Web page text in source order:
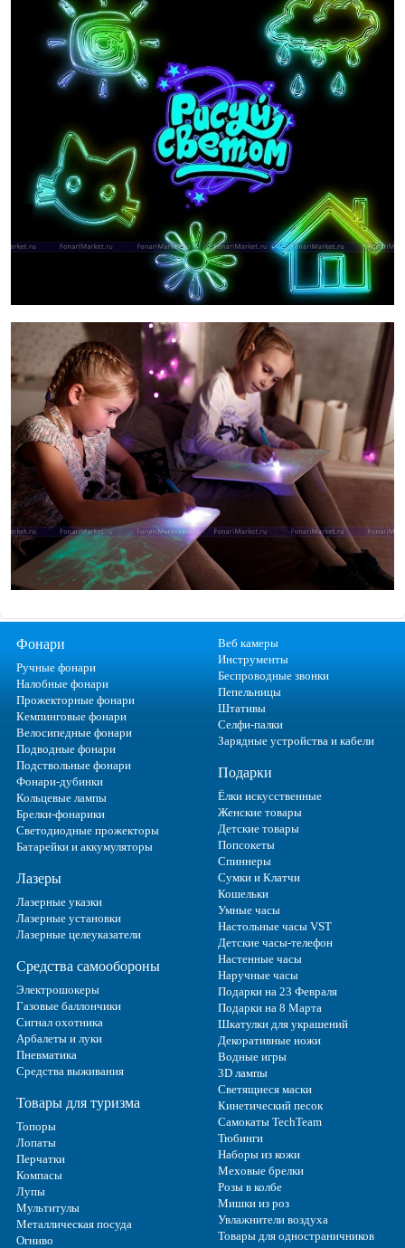
Фонари
Ручные фонари
Налобные фонари
Прожекторные фонари
Кемпинговые фонари
Велосипедные фонари
Подводные фонари
Подствольные фонари
Фонари-дубинки
Кольцевые лампы
Брелки-фонарики
Светодиодные прожекторы
Батарейки и аккумуляторы
Лазеры
Лазерные указки
Лазерные установки
Лазерные целеуказатели
Средства самообороны
Электрошокеры
Газовые баллончики
Сигнал охотника
Арбалеты и луки
Пневматика
Средства выживания
Товары для туризма
Топоры
Лопаты
Перчатки
Компасы
Лупы
Мультитулы
Металлическая посуда
Огниво
Веб камеры
Инструменты
Беспроводные звонки
Пепельницы
Штативы
Селфи-палки
Зарядные устройства и кабели
Подарки
Ёлки искусственные
Женские товары
Детские товары
Попсокеты
Спиннеры
Сумки и Клатчи
Кошельки
Умные часы
Настольные часы VST
Детские часы-телефон
Настенные часы
Наручные часы
Подарки на 23 Февраля
Подарки на 8 Марта
Шкатулки для украшений
Декоративные ножи
Водные игры
3D лампы
Светящиеся маски
Кинетический песок
Самокаты TechTeam
Тюбинги
Наборы из кожи
Меховые брелки
Розы в колбе
Мишки из роз
Увлажнители воздуха
Товары для одностраничников